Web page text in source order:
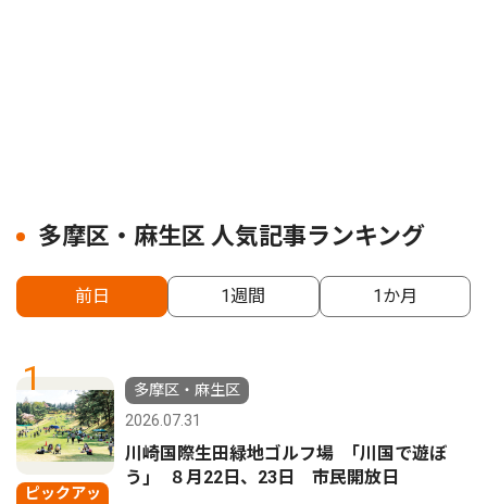
多摩区・麻生区 人気記事ランキング
前日 1週間 1か月
1
ピックアッ
多摩区・麻生区
2026.07.31
川崎国際生田緑地ゴルフ場 ｢川国で遊ぼ
う｣ ８月22日、23日 市民開放日